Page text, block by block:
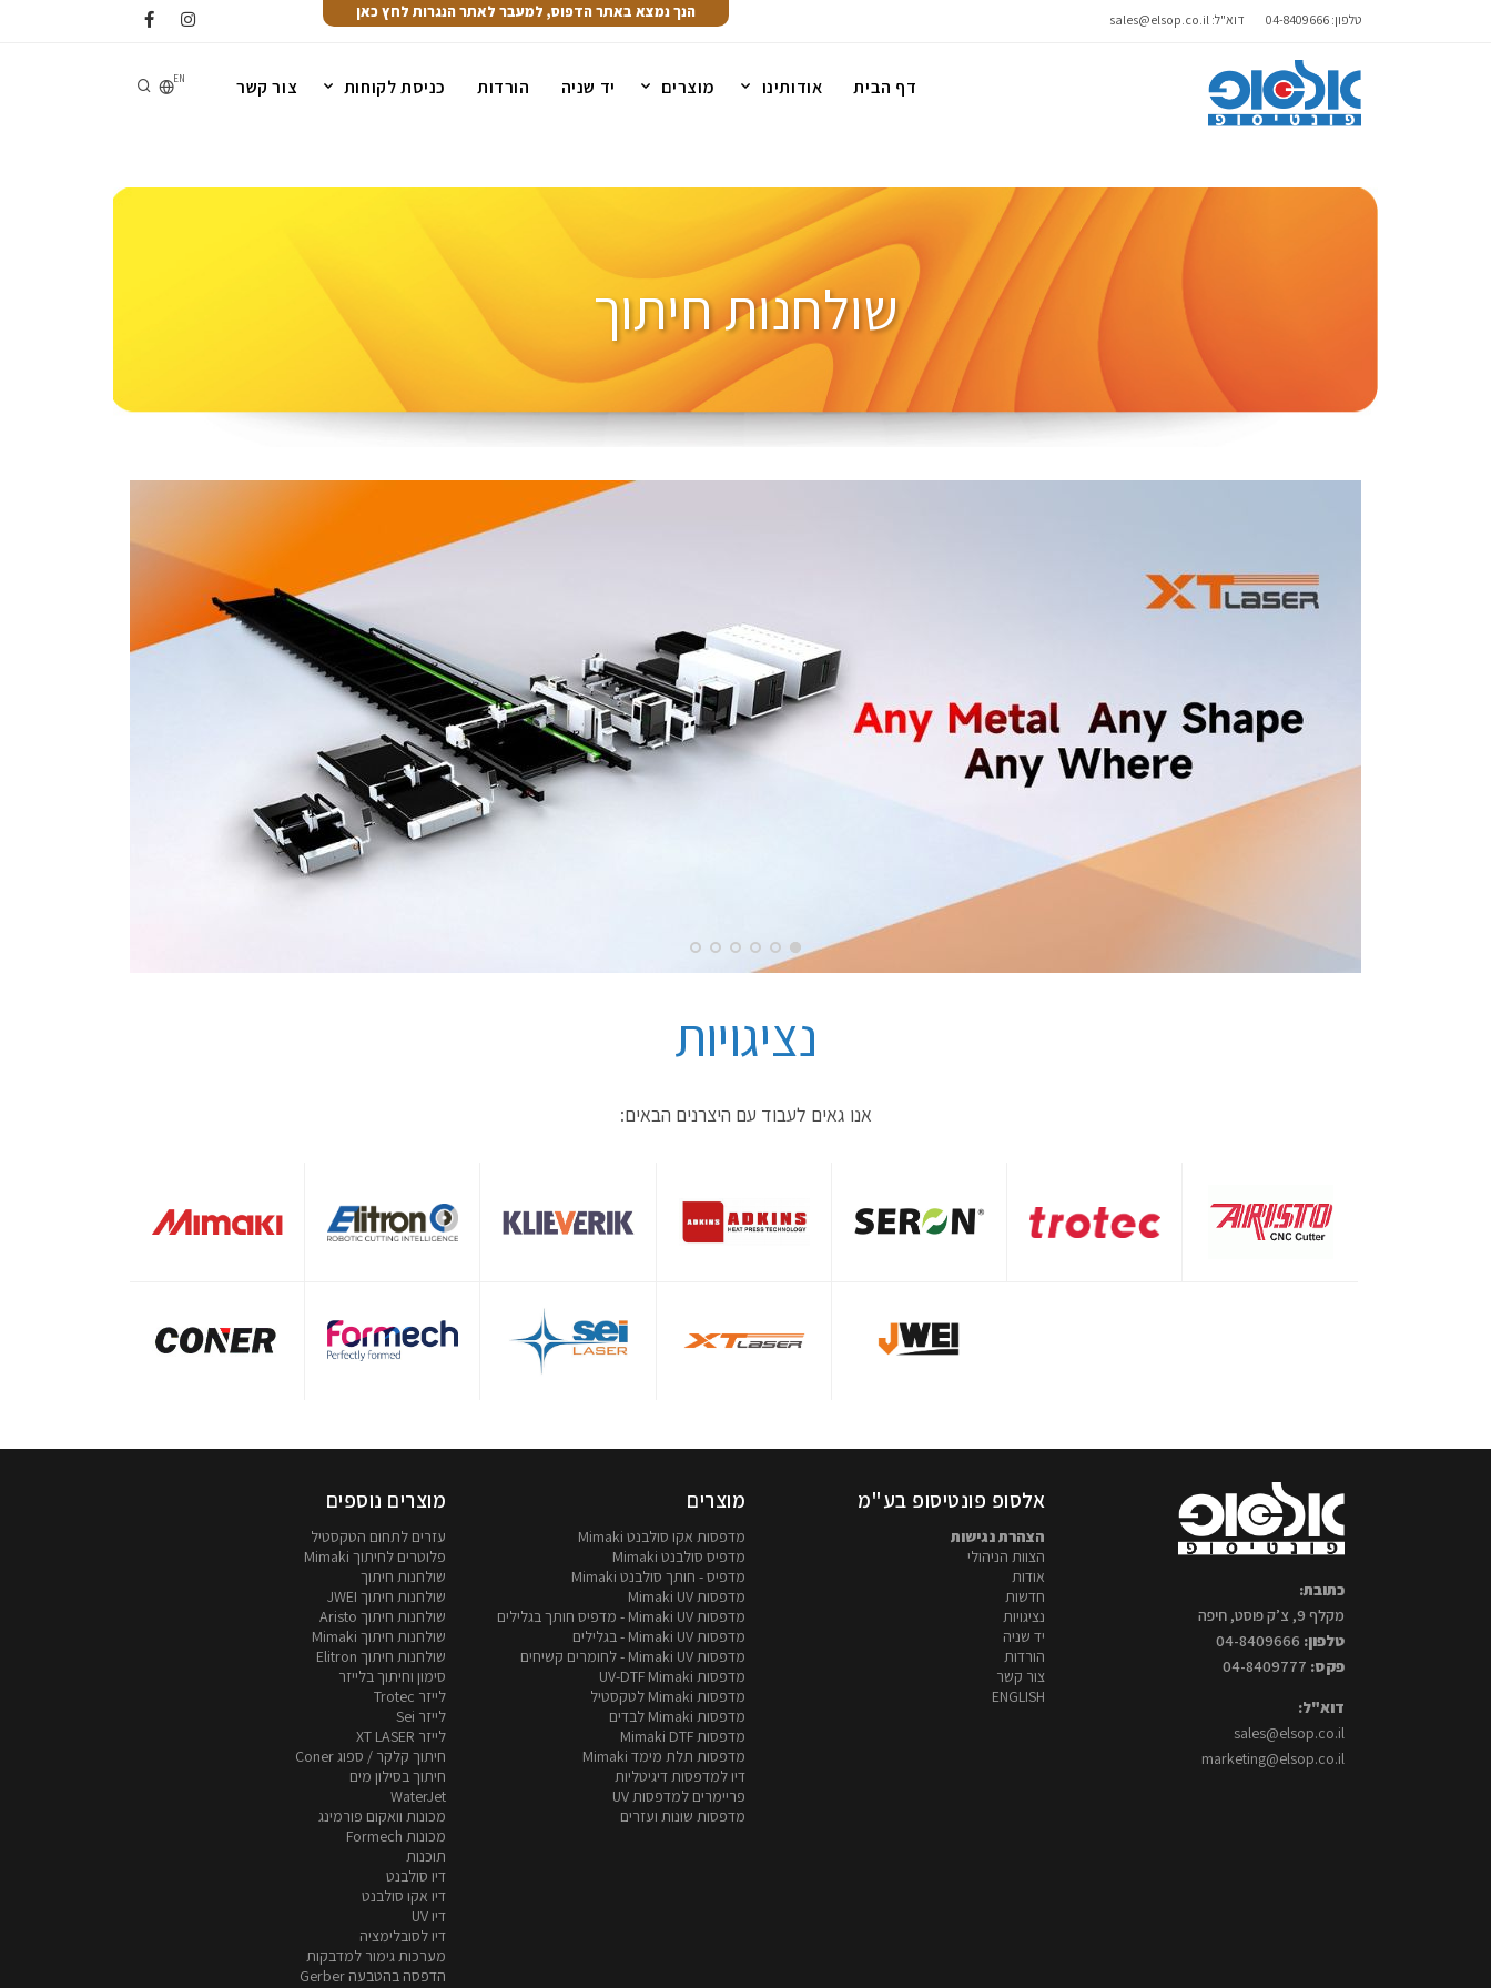
טלפון: 04-8409666 דוא"ל: sales@elsop.co.il הנך נמצא באתר הדפוס, למעבר לאתר הנגרות לחץ כאן
EN דף הבית אודותינו מוצרים יד שניה הורדות כניסת לקוחות צור קשר
שולחנות חיתוך
נציגויות
אנו גאים לעבוד עם היצרנים הבאים:
כתובת:
מקלף 9, צ’ק פוסט, חיפה
טלפון:
פקס: 04-8409777
דוא"ל:
sales@elsop.co.il
marketing@elsop.co.il
אלסופ פונטיסופ בע"מ
הצהרת נגישות
הצוות הניהולי
אודות
חדשות
נציגויות
יד שניה
הורדות
צור קשר
ENGLISH
מוצרים
מדפסות אקו סולבנט Mimaki
מדפיס סולבנט Mimaki
מדפיס - חותך סולבנט Mimaki
מדפסות Mimaki UV
מדפסות Mimaki UV - מדפיס חותך בגלילים
מדפסות Mimaki UV - בגלילים
מדפסות Mimaki UV - לחומרים קשיחים
מדפסות UV-DTF Mimaki
מדפסות Mimaki לטקסטיל
מדפסות Mimaki לבדים
מדפסות Mimaki DTF
מדפסות תלת מימד Mimaki
דיו למדפסות דיגיטליות
פריימרים למדפסות UV
מדפסות שונות ועזרים
מוצרים נוספים
עזרים לתחום הטקסטיל
פלוטרים לחיתוך Mimaki
שולחנות חיתוך
שולחנות חיתוך JWEI
שולחנות חיתוך Aristo
שולחנות חיתוך Mimaki
שולחנות חיתוך Elitron
סימון וחיתוך בלייזר
לייזר Trotec
לייזר Sei
לייזר XT LASER
חיתוך קלקר / ספוג Coner
חיתוך בסילון מים
WaterJet
מכונות וואקום פורמינג
מכונות Formech
תוכנות
דיו סולבנט
דיו אקו סולבנט
דיו UV
דיו לסובלימציה
מערכות גימור למדבקות
הדפסה בהטבעה Gerber